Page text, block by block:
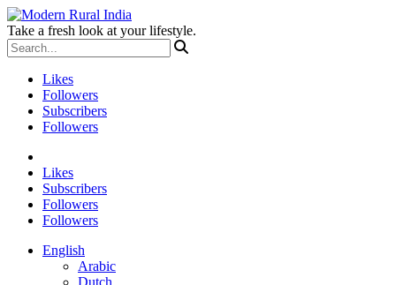
Take a fresh look at your lifestyle.
Likes
Followers
Subscribers
Followers
Likes
Subscribers
Followers
Followers
English
Arabic
Dutch